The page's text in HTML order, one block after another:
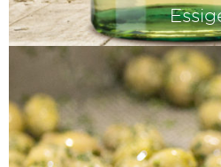
Viele lieben Aceto
lohnt sich auch,
klassischen
entdecken. Vor
einem ausgewählten
gegärt wurde